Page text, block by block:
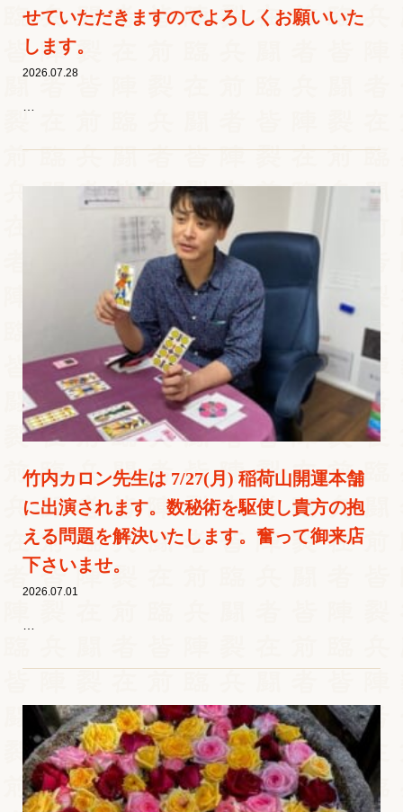
せていただきますのでよろしくお願いいた
します。
2026.07.28
…
竹内カロン先生は 7/27(月) 稲荷山開運本舗
に出演されます。数秘術を駆使し貴方の抱
える問題を解決いたします。奮って御来店
下さいませ。
2026.07.01
…